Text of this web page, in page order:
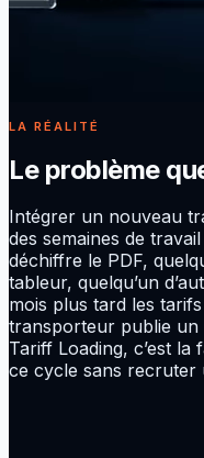
LA RÉALITÉ
Le problème
Intégrer un nouveau
des semaines de
déchiffre le PDF,
tableur, quelqu’un
mois plus tard les
transporteur publie un
Tariff Loading, c’est
ce cycle sans recruter